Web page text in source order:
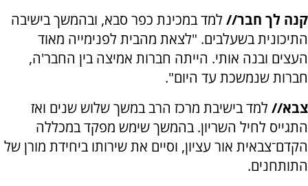
קנה לך חבר// למד במכינת כפר סבא, ובהמשך בישיבה
התיכונית בשעלבים. "לצאת מהבית לפנימייה מאוד
העצים ובנה אותי. הייתה חברות אמיצה בין החבר'ה,
חברות שנמשכת עד היום".
צבא// למד בישיבת מרכז הרב במשך שלוש שנים ואז
התגייס לחיל השריון. בהמשך שימש מפקד במכללה
הקדם־צבאית אור עציון, וסיים את שירותו ביחידת מורן של
התותחנים.